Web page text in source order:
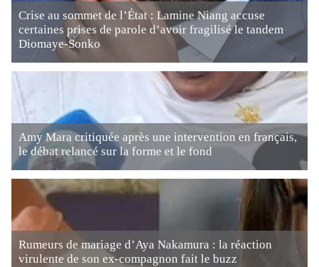
Crise au sommet de l’État : Lamine Niang accuse
certaines prises de parole d’avoir fragilisé le tandem
Diomaye-Sonko
Amy Mara critiquée après une intervention en français,
le débat relancé sur la forme et le fond
Rumeurs de mariage d’Aya Nakamura : la réaction
virulente de son ex-compagnon fait le buzz